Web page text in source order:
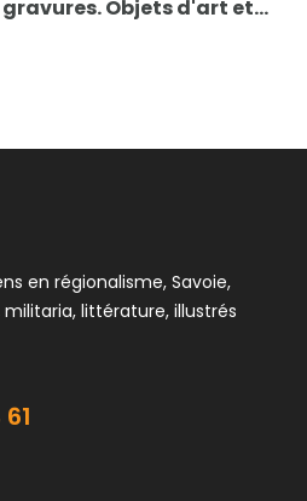
Objets d'art et...
en régionalisme, Savoie,
littérature, illustrés